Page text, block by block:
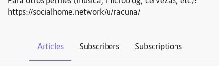
https://socialhome.network/u/racuna/
Articles Subscribers Subscriptions